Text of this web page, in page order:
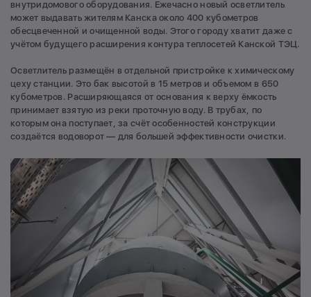
внутридомового оборудования. Ежечасно новый осветлитель
может выдавать жителям Канска около 400 кубометров
обесцвеченной и очищенной воды. Этого городу хватит даже с
учётом будущего расширения контура теплосетей Канской ТЭЦ.
Осветлитель размещён в отдельной пристройке к химическому
цеху станции. Это бак высотой в 15 метров и объемом в 650
кубометров. Расширяющаяся от основания к верху ёмкость
принимает взятую из реки проточную воду. В трубах, по
которым она поступает, за счёт особенностей конструкции
создаётся водоворот — для большей эффективности очистки.